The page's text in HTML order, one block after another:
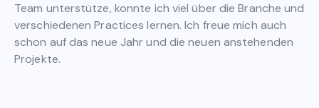
Team unterstütze, konnte ich viel über die Branche und
verschiedenen Practices lernen. Ich freue mich auch
schon auf das neue Jahr und die neuen anstehenden
Projekte.